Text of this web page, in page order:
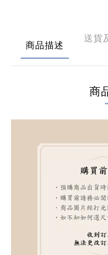
商品描述
送貨
商